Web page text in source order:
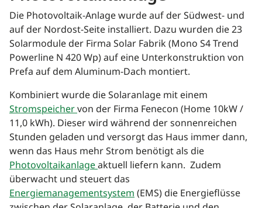
Die Photovoltaik-Anlage wurde auf der Südwest- und
auf der Nordost-Seite installiert. Dazu wurden die 23
Solarmodule der Firma Solar Fabrik (Mono S4 Trend
Powerline N 420 Wp) auf eine Unterkonstruktion von
Prefa auf dem Aluminum-Dach montiert.
Kombiniert wurde die Solaranlage mit einem
Stromspeichervon der Firma Fenecon (Home 10kW /
11,0 kWh). Dieser wird während der sonnenreichen
Stunden geladen und versorgt das Haus immer dann,
wenn das Haus mehr Strom benötigt als die
Photovoltaikanlageaktuell liefern kann. Zudem
überwacht und steuert das
Energiemanagementsystem(EMS) die Energieflüsse